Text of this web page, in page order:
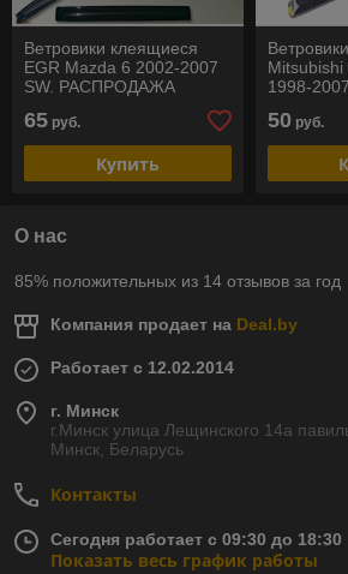
Ветровики клеящиеся
EGR Mazda 6 2002-2007
SW. РАСПРОДАЖА
65 руб.
Купить
1998-
50 руб.
О нас
85% положительных из 14 отзывов за год
Компания продает на Deal.by
Работает с 12.02.2014
г. Минск
г.Минск улица Лещинского 14а
Минск, Беларусь
Контакты
Сегодня работает с 09:30 до 18:30
Показать весь график работы